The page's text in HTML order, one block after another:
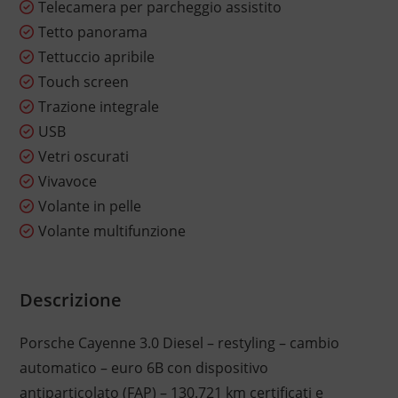
Telecamera per parcheggio assistito
Tetto panorama
Tettuccio apribile
Touch screen
Trazione integrale
USB
Vetri oscurati
Vivavoce
Volante in pelle
Volante multifunzione
Descrizione
Porsche Cayenne 3.0 Diesel – restyling – cambio
automatico – euro 6B con dispositivo
antiparticolato (FAP) – 130.721 km certificati e